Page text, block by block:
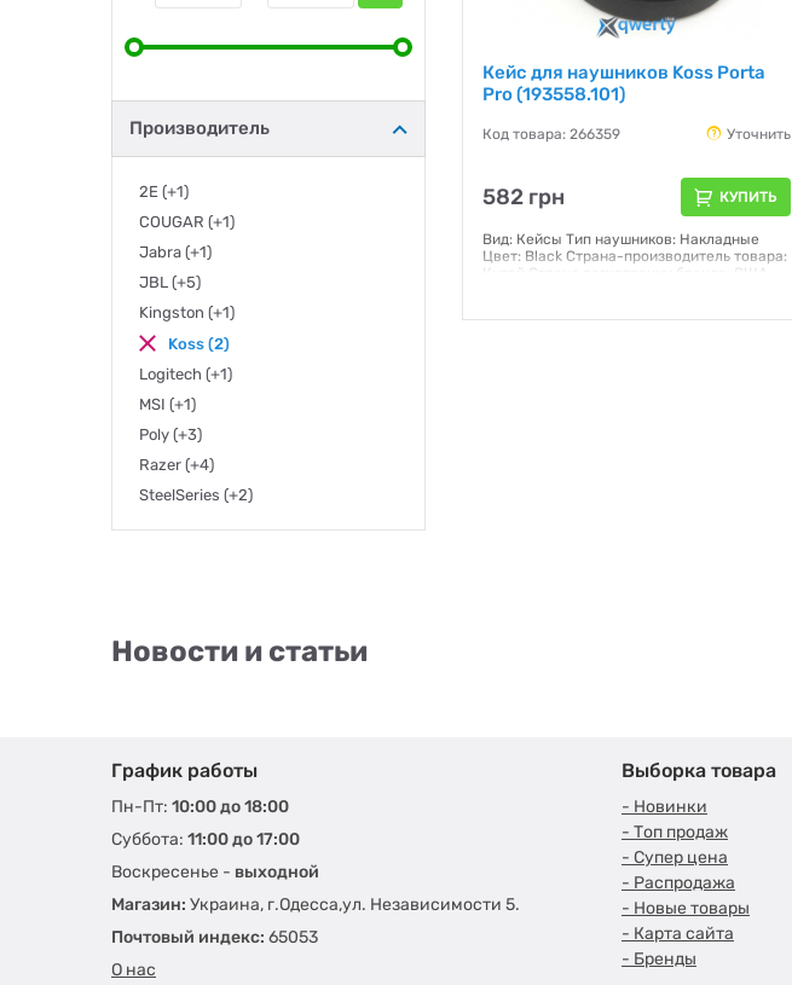
Производитель
2E (+1)
COUGAR (+1)
Jabra (+1)
JBL (+5)
Kingston (+1)
Koss (2)
Logitech (+1)
MSI (+1)
Poly (+3)
Razer (+4)
SteelSeries (+2)
Кейс для наушников Koss Porta
Pro (193558.101)
Код товара: 266359 Уточнить
582 грн КУПИТЬ
Вид: Кейсы Тип наушников: Накладные
Цвет: Black Страна-производитель товара:
Китай Страна регистрации бренда: США
Новости и статьи
График работы
Пн-Пт: 10:00 до 18:00
Суббота: 11:00 до 17:00
Воскресенье - выходной
Магазин: Украина, г.Одесса,ул. Независимости 5.
Почтовый индекс: 65053
О нас
Выборка товара
- Новинки
- Топ продаж
- Супер цена
- Распродажа
- Новые товары
- Карта сайта
- Бренды